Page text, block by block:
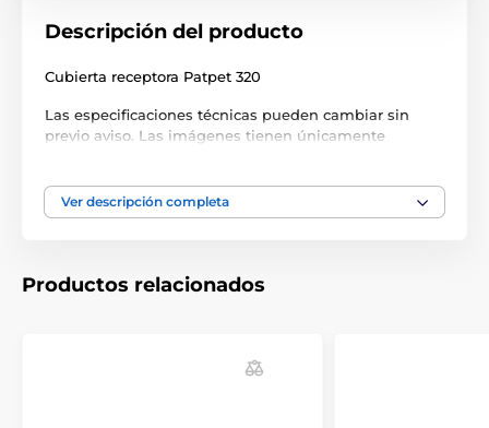
Descripción del producto
Cubierta receptora Patpet 320
Las especificaciones técnicas pueden cambiar sin
previo aviso. Las imágenes tienen únicamente
Accesorios Collares de adiestramiento
Ver descripción completa
Productos relacionados